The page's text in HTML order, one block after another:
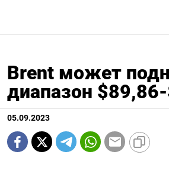
Brent может
диапазон
05.09.2023